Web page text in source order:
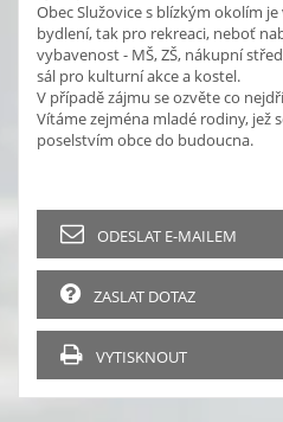
Obec Služovice s blízkým okolím
bydlení, tak pro rekreaci, neboť
vybavenost - MŠ, ZŠ, nákupní
sál pro kulturní akce a kostel.
V případě zájmu se ozvěte co
Vítáme zejména mladé rodiny, jež
poselstvím obce do budoucna.
ODESLAT E-MAILEM
ZASLAT DOTAZ
VYTISKNOUT